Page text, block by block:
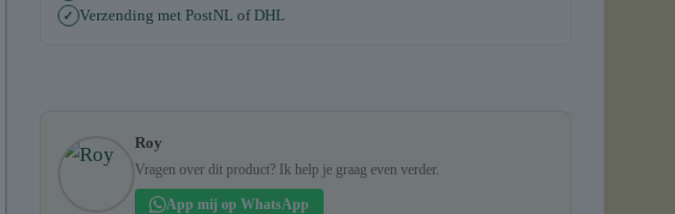
✓ Verzending met PostNL of DHL
Roy
Vragen over dit product? Ik help je graag even verder.
App mij op WhatsApp